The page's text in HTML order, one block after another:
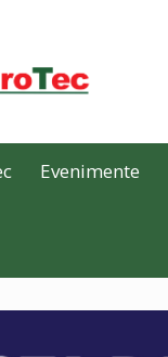
Evenimente